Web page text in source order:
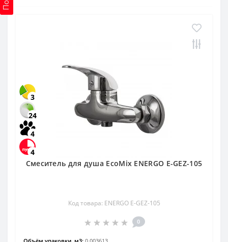
3
24
4
4
Смеситель для душа EcoMix ENERGO E-GEZ-105
Код товара: ENERGO E-GEZ-105
0